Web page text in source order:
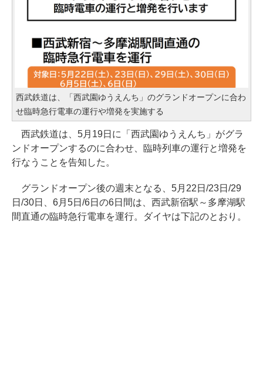
西武鉄道は、「西武園ゆうえんち」のグランドオープンに合わ
せ臨時急行電車の運行や増発を実施する
西武鉄道は、5月19日に「西武園ゆうえんち」がグラ
ンドオープンするのに合わせ、臨時列車の運行と増発を
行なうことを告知した。
グランドオープン後の週末となる、5月22日/23日/29
日/30日、6月5日/6日の6日間は、西武新宿駅～多摩湖駅
間直通の臨時急行電車を運行。ダイヤは下記のとおり。